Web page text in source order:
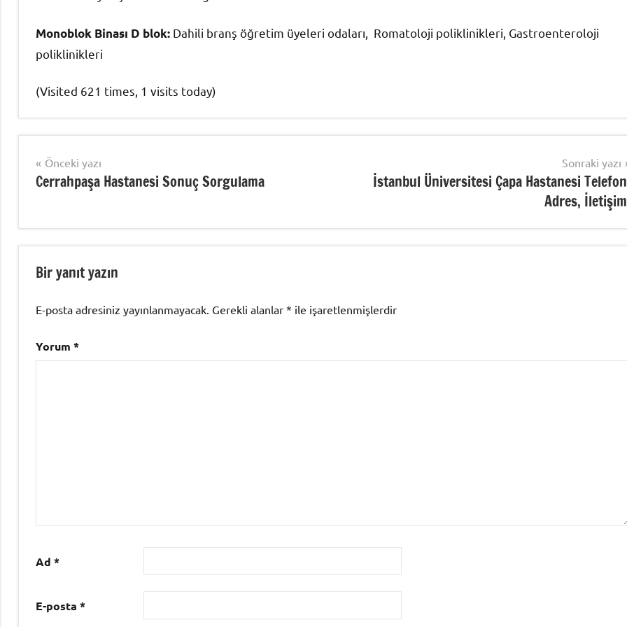
Monoblok Binası D blok: Dahili branş öğretim üyeleri odaları, Romatoloji poliklinikleri, Gastroenteroloji
poliklinikleri
(Visited 621 times, 1 visits today)
Yazı
gezinmesi
Önceki yazı
Cerrahpaşa Hastanesi Sonuç Sorgulama
Sonraki yazı
İstanbul Üniversitesi Çapa Hastanesi
Adres,
Bir yanıt yazın
E-posta adresiniz yayınlanmayacak. Gerekli alanlar * ile işaretlenmişlerdir
Yorum *
Ad *
E-posta *